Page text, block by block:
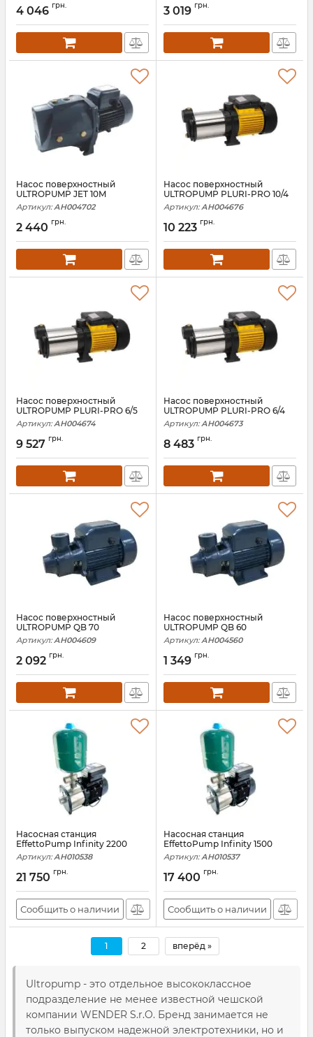
4 046 грн. 3 019 грн.
Насос поверхностный
ULTROPUMP JET 10M
Артикул: АН004702
2 440 грн.
Насос поверхностный
ULTROPUMP PLURI-PRO 10/4
Артикул: АН004676
10 223 грн.
Насос поверхностный
ULTROPUMP PLURI-PRO 6/5
Артикул: АН004674
9 527 грн.
Насос поверхностный
ULTROPUMP PLURI-PRO 6/4
Артикул: АН004673
8 483 грн.
Насос поверхностный
ULTROPUMP QB 70
Артикул: АН004609
2 092 грн.
Насос поверхностный
ULTROPUMP QB 60
Артикул: АН004560
1 349 грн.
Насосная станция
EffettoPump Infinity 2200
Артикул: АН010538
21 750 грн.
Сообщить о наличии
Насосная станция
EffettoPump Infinity 1500
Артикул: АН010537
17 400 грн.
Сообщить о наличии
1 2 вперёд »
Ultropump - это отдельное высококлассное
подразделение не менее известной чешской
компании WENDER S.r.O. Бренд занимается не
только выпуском надежной электротехники, но и